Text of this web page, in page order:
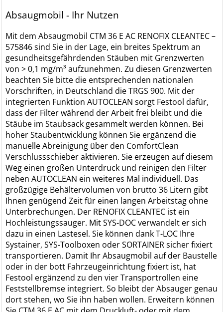
Absaugmobil - Ihr Nutzen
Mit dem Absaugmobil CTM 36 E AC RENOFIX CLEANTEC –
575846 sind Sie in der Lage, ein breites Spektrum an
gesundheitsgefährdenden Stäuben mit Grenzwerten
von > 0,1 mg/m³ aufzunehmen. Zu diesen Grenzwerten
beachten Sie bitte die entsprechenden nationalen
Vorschriften, in Deutschland die TRGS 900. Mit der
integrierten Funktion AUTOCLEAN sorgt Festool dafür,
dass der Filter während der Arbeit frei bleibt und die
Stäube im Staubsack gesammelt werden können. Bei
hoher Staubentwicklung können Sie ergänzend die
manuelle Abreinigung über den ComfortClean
Verschlussschieber aktivieren. Sie erzeugen auf diesem
Weg einen großen Unterdruck und reinigen den Filter
neben AUTOCLEAN ein weiteres Mal individuell. Das
großzügige Behältervolumen von brutto 36 Litern gibt
Ihnen genügend Zeit für einen langen Arbeitstag ohne
Unterbrechungen. Der RENOFIX CLEANTEC ist ein
Hochleistungssauger. Mit SYS-DOC verwandelt er sich
dazu in einen Lastesel. Sie können dank T-LOC Ihre
Systainer, SYS-Toolboxen oder SORTAINER sicher fixiert
transportieren. Damit Ihr Absaugmobil auf der Baustelle
oder in der bott Fahrzeugeinrichtung fixiert ist, hat
Festool ergänzend zu den vier Transportrollen eine
Feststellbremse integriert. So bleibt der Absauger genau
dort stehen, wo Sie ihn haben wollen. Erweitern können